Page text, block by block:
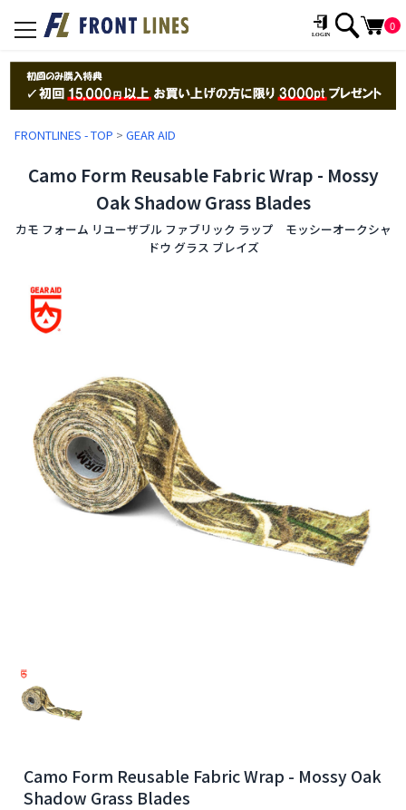
toggle
navigation
0
FRONTLINES - TOP > GEAR AID
Camo Form Reusable Fabric Wrap - Mossy
Oak Shadow Grass Blades
カモ フォーム リユーザブル ファブリック ラップ モッシーオークシャ
ドウ グラス ブレイズ
Camo Form Reusable Fabric Wrap - Mossy Oak
Shadow Grass Blades